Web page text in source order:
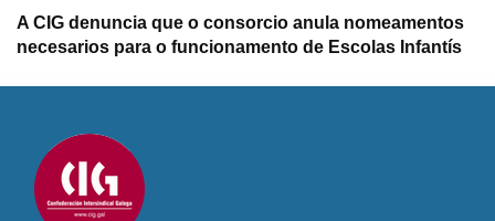
A CIG denuncia que o consorcio anula nomeamentos
necesarios para o funcionamento de Escolas Infantís